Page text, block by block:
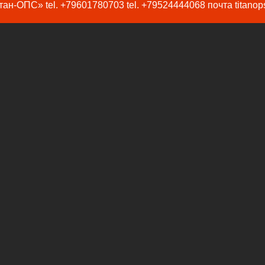
ОПС» tel. +79601780703 tel. +79524444068 почта